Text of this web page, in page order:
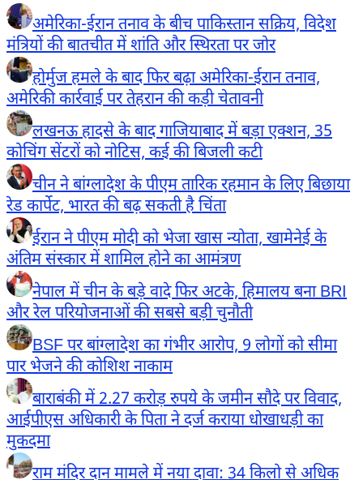
अमेरिका-ईरान तनाव के बीच पाकिस्तान सक्रिय, विदेश
मंत्रियों की बातचीत में शांति और स्थिरता पर जोर
होर्मुज हमले के बाद फिर बढ़ा अमेरिका-ईरान तनाव,
अमेरिकी कार्रवाई पर तेहरान की कड़ी चेतावनी
लखनऊ हादसे के बाद गाजियाबाद में बड़ा एक्शन, 35
कोचिंग सेंटरों को नोटिस, कई की बिजली कटी
चीन ने बांग्लादेश के पीएम तारिक रहमान के लिए बिछाया
रेड कार्पेट, भारत की बढ़ सकती है चिंता
ईरान ने पीएम मोदी को भेजा खास न्योता, खामेनेई के
अंतिम संस्कार में शामिल होने का आमंत्रण
नेपाल में चीन के बड़े वादे फिर अटके, हिमालय बना BRI
और रेल परियोजनाओं की सबसे बड़ी चुनौती
BSF पर बांग्लादेश का गंभीर आरोप, 9 लोगों को सीमा
पार भेजने की कोशिश नाकाम
बाराबंकी में 2.27 करोड़ रुपये के जमीन सौदे पर विवाद,
आईपीएस अधिकारी के पिता ने दर्ज कराया धोखाधड़ी का
मुकदमा
राम मंदिर दान मामले में नया दावा: 34 किलो से अधिक